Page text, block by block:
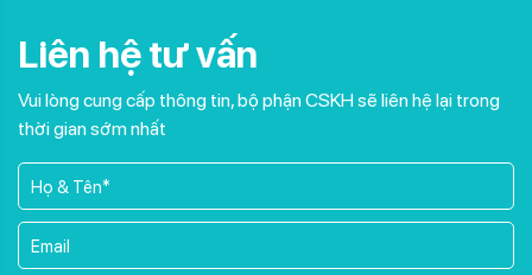
Liên hệ tư vấn
Vui lòng cung cấp thông tin, bộ phận CSKH sẽ liên hệ lại trong
thời gian sớm nhất